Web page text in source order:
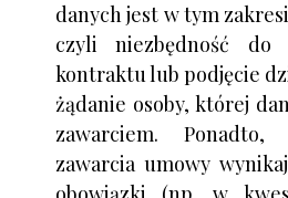
danych jest w tym
czyli niezbędność do
kontraktu lub podjęcie
żądanie osoby, której
zawarciem.
zawarcia umowy